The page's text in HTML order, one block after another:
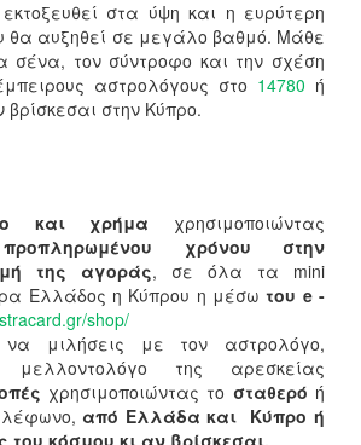
στα ύψη και η ευρύτερη
θα αυξηθεί σε μεγάλο βαθμό. Μάθε
σένα, τον σύντροφο και την σχέση
αστρολόγους στο 14780 ή
βρίσκεσαι στην Κύπρο.
και χρήμα χρησιμοποιώντας
χρόνου στην
της αγοράς, σε όλα τα mini
Ελλάδος η Κύπρου η μέσωτου e -
shop/
μιλήσεις με τον αστρολόγο,
της αρεσκείας
χρησιμοποιώντας το σταθερό ή
από Ελλάδα και Κύπρο ή